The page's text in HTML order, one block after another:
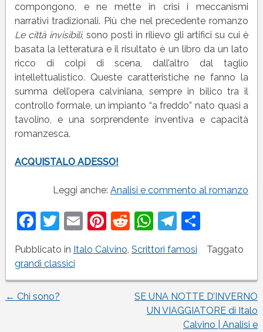
compongono, e ne mette in crisi i meccanismi
narrativi tradizionali. Più che nel precedente romanzo
Le città invisibili, sono posti in rilievo gli artifici su cui è
basata la letteratura e il risultato è un libro da un lato
ricco di colpi di scena, dall’altro dal taglio
intellettualistico. Queste caratteristiche ne fanno la
summa dell’opera calviniana, sempre in bilico tra il
controllo formale, un impianto “a freddo” nato quasi a
tavolino, e una sorprendente inventiva e capacità
romanzesca.
ACQUISTALO ADESSO!
Leggi anche:Analisi e commento al romanzo
Facebook
Twitter
EmailPinterest
Reddit
WhatsApp
Telegram
Pubblicato in Italo Calvino, Scrittori famosi
Taggato
grandi classici
Navigazione
← Chi sono?
SE UNA NOTTE D’INVERNO
UN VIAGGIATORE di Italo
Calvino | Analisi e